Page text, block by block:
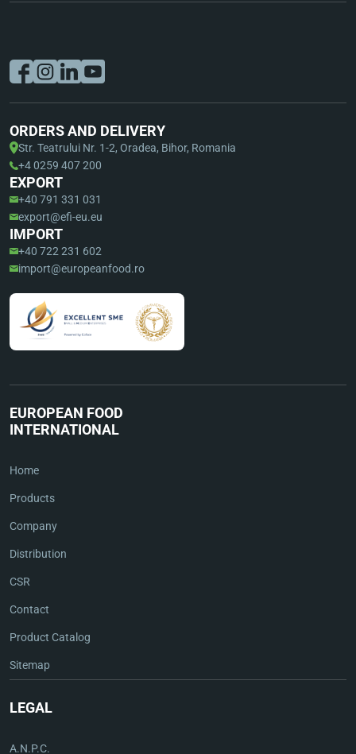
ORDERS AND DELIVERY
Str. Teatrului Nr. 1-2, Oradea, Bihor, Romania
+4 0259 407 200
EXPORT
+40 791 331 031
export@efi-eu.eu
IMPORT
+40 722 231 602
import@europeanfood.ro
EUROPEAN FOOD
INTERNATIONAL
Home
Products
Company
Distribution
CSR
Contact
Product Catalog
Sitemap
LEGAL
A.N.P.C.